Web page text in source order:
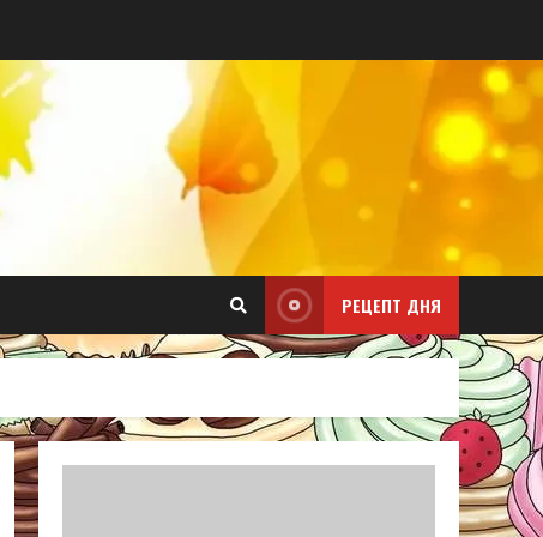
РЕЦЕПТ ДНЯ